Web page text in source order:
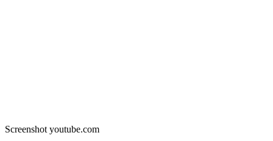
Screenshot youtube.com